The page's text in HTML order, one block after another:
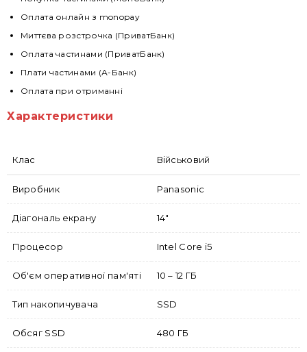
Оплата онлайн з monopay
Миттєва розстрочка (ПриватБанк)
Оплата частинами (ПриватБанк)
Плати частинами (А-Банк)
Оплата при отриманні
Характеристики
Клас Військовий
Виробник Panasonic
Діагональ екрану 14"
Процесор Intel Core i5
Об'єм оперативної пам'яті 10 – 12 ГБ
Тип накопичувача SSD
Обсяг SSD 480 ГБ